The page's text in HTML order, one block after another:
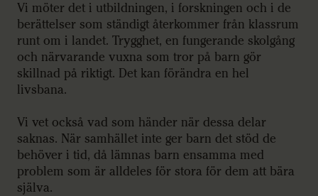
Vi möter det i utbildningen, i forskningen och i de
berättelser som ständigt återkommer från klassrum
runt om i landet. Trygghet, en fungerande skolgång
och närvarande vuxna som tror på barn gör
skillnad på riktigt. Det kan förändra en hel
livsbana.
Vi vet också vad som händer när dessa delar
saknas. När samhället inte ger barn det stöd de
behöver i tid, då lämnas barn ensamma med
problem som är alldeles för stora för dem att bära
själva.